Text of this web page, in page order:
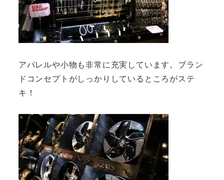
アパレルや小物も非常に充実しています。ブラン
ドコンセプトがしっかりしているところがステ
キ！